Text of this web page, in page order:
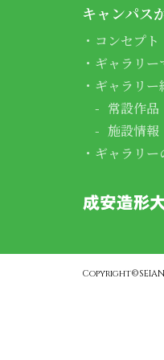
キャンパス
コンセプト
ギャラリー
ギャラリー
常設作品
施設情報
ギャラリー
Copyright©SEIAN